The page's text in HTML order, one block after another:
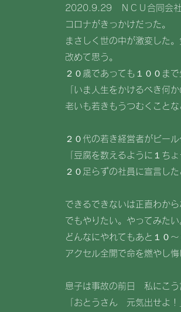
2020.9.29 ＮＣＵ合同会社
コロナがきっかけだった。
まさしく世の中が激変した
改めて思う。
２０歳であっても１００ま
「いま人生をかけるべき何
老いも若きもうつむくことな
２０代の若き経営者がビー
「豆腐を数えるように１ち
２０足らずの社員に宣言した
できるできないは正直わから
でもやりたい。やってみたい
どんなにやれてもあと１０～
アクセル全開で命を燃やし
息子は事故の前日 私にこう
「おとうさん 元気出せよ！